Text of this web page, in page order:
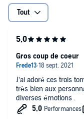
"Les questions
©2020 Black Ink
Tout
J’ai adoré ces trois tomes et leur univers. Les voix
très bien aux
diverses émotions .
Gros coup de coeur